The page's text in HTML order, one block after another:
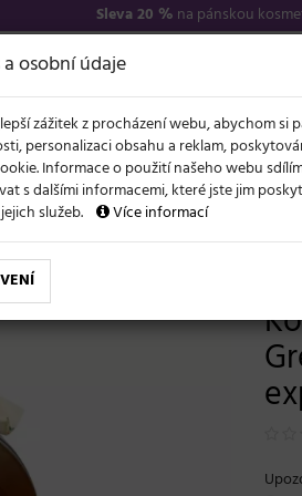
Sleva 20 % na pánskou
NOVĚ LÉTO A VLASY AKCE
- 300 ml - expirace 05/2026 (bonus)
osobní údaje
zážitek z procházení webu, abychom si
personalizaci obsahu a reklam,
Informace o použití našeho webu
s dalšími informacemi, které jste jim
služeb.
Více informací